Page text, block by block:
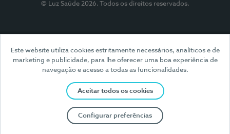
Este website utiliza cookies estritamente necessários, analíticos e de
marketing e publicidade, para lhe oferecer uma boa experiência de
navegação e acesso a todas as funcionalidades.
Aceitar todos os cookies
Configurar preferências
© Luz Saúde 2026. Todos os direitos reservados.